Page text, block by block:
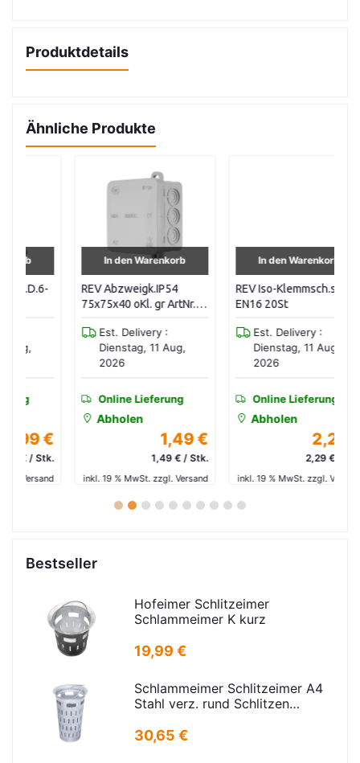
Produktdetails
Ähnliche Produkte
In den Warenkorb
REV Abzweigk.IP54
75x75x40 oKl. gr ArtNr.
Est. Delivery :
Dienstag, 11 Aug,
Online Lieferung
Abholen
1,49 €
1,49 € / Stk.
inkl. 19 % MwSt. zzgl. Versand
In den Warenkorb
REV Iso-Klemmsch.starr
EN16 20St
Est. Delivery :
Dienstag, 11 Aug,
Online Lieferung
Abholen
2,29 €
2,29 € / Stk.
inkl. 19 % MwSt. zzgl. Versand
1 2 3 4 5 6 7 8 9 10
Bestseller
Hofeimer Schlitzeimer
Schlammeimer K kurz
19,99 €
Schlammeimer Schlitzeimer A4
Stahl verz. rund Schlitzen
30,65 €